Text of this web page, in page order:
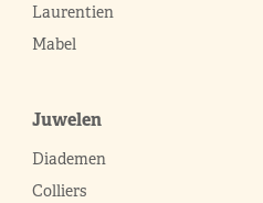
Laurentien
Mabel
Juwelen
Diademen
Colliers